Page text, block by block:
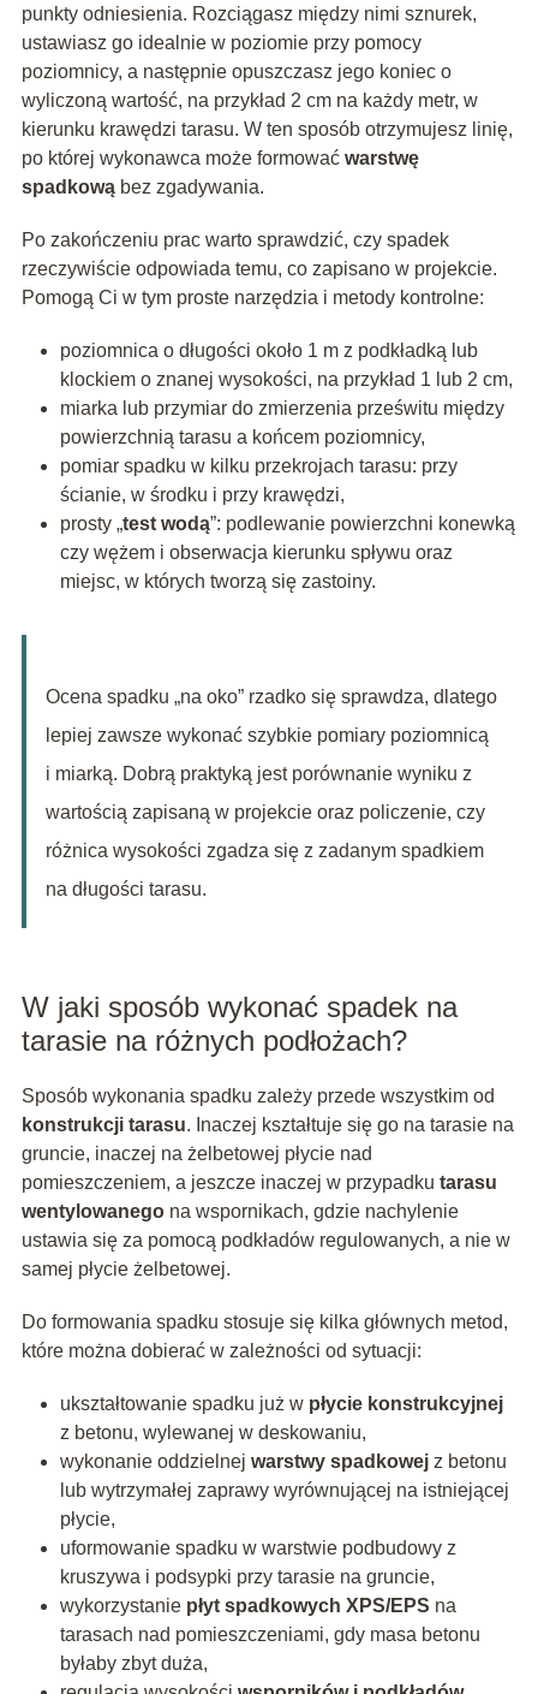
punkty odniesienia. Rozciągasz między nimi sznurek,
ustawiasz go idealnie w poziomie przy pomocy
poziomnicy, a następnie opuszczasz jego koniec o
wyliczoną wartość, na przykład 2 cm na każdy metr, w
kierunku krawędzi tarasu. W ten sposób otrzymujesz linię,
po której wykonawca może formować warstwę
spadkowąbez zgadywania.
Po zakończeniu prac warto sprawdzić, czy spadek
rzeczywiście odpowiada temu, co zapisano w projekcie.
Pomogą Ci w tym proste narzędzia i metody kontrolne:
poziomnica o długości około 1 m z podkładką lub
klockiem o znanej wysokości, na przykład 1 lub 2 cm,
miarka lub przymiar do zmierzenia prześwitu między
powierzchnią tarasu a końcem poziomnicy,
pomiar spadku w kilku przekrojach tarasu: przy
ścianie, w środku i przy krawędzi,
prosty „test wodą”: podlewanie powierzchni konewką
czy wężem i obserwacja kierunku spływu oraz
miejsc, w których tworzą się zastoiny.
Ocena spadku „na oko” rzadko się sprawdza, dlatego
lepiej zawsze wykonać szybkie pomiary poziomnicą
i miarką. Dobrą praktyką jest porównanie wyniku z
wartością zapisaną w projekcie oraz policzenie, czy
różnica wysokości zgadza się z zadanym spadkiem
na długości tarasu.
W jaki sposób wykonać spadek na
tarasie na różnych podłożach?
Sposób wykonania spadku zależy przede wszystkim od
konstrukcji tarasu. Inaczej kształtuje się go na tarasie na
gruncie, inaczej na żelbetowej płycie nad
pomieszczeniem, a jeszcze inaczej w przypadku tarasu
wentylowanegona wspornikach, gdzie nachylenie
ustawia się za pomocą podkładów regulowanych, a nie w
samej płycie żelbetowej.
Do formowania spadku stosuje się kilka głównych metod,
które można dobierać w zależności od sytuacji:
ukształtowanie spadku już w płycie konstrukcyjnej
z betonu, wylewanej w deskowaniu,
wykonanie oddzielnej warstwy spadkowejz betonu
lub wytrzymałej zaprawy wyrównującej na istniejącej
płycie,
uformowanie spadku w warstwie podbudowy z
kruszywa i podsypki przy tarasie na gruncie,
wykorzystanie płyt spadkowych XPS/EPS na
tarasach nad pomieszczeniami, gdy masa betonu
byłaby zbyt duża,